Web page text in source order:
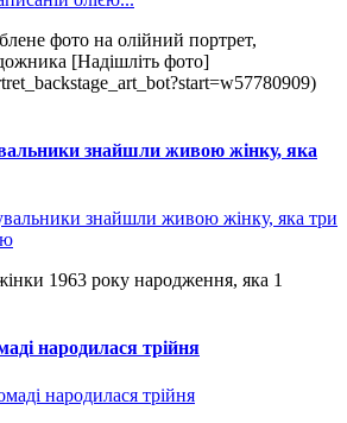
фото на олійний портрет,
[Надішліть фото]
знайшли живою жінку, яка
1963 року народження, яка 1
народилася трійня